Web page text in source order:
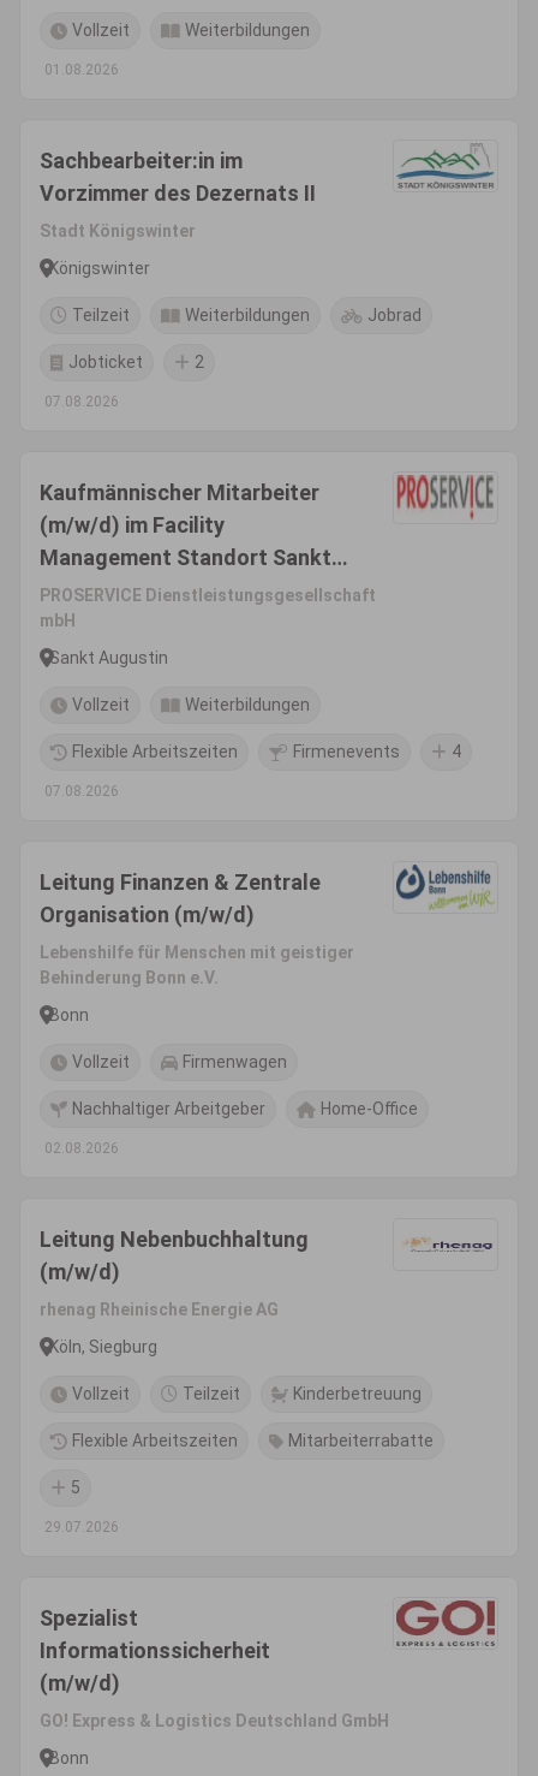
Vollzeit Weiterbildungen
01.08.2026
Sachbearbeiter:in im
Vorzimmer des Dezernats II
Stadt Königswinter
Königswinter
Teilzeit Weiterbildungen Jobrad
Jobticket 2
07.08.2026
Kaufmännischer Mitarbeiter
(m/w/d) im Facility
Management Standort Sankt
Augustin bei Bonn in Vollzeit
(40 Wochenstunden)
PROSERVICE Dienstleistungsgesellschaft
mbH
Sankt Augustin
Vollzeit Weiterbildungen
Flexible Arbeitszeiten Firmenevents 4
07.08.2026
Leitung Finanzen & Zentrale
Organisation (m/w/d)
Lebenshilfe für Menschen mit geistiger
Behinderung Bonn e.V.
Bonn
Vollzeit Firmenwagen
Nachhaltiger Arbeitgeber Home-Office
02.08.2026
Leitung Nebenbuchhaltung
(m/w/d)
rhenag Rheinische Energie AG
Köln, Siegburg
Vollzeit Teilzeit Kinderbetreuung
Flexible Arbeitszeiten Mitarbeiterrabatte
5
29.07.2026
Spezialist
Informationssicherheit
(m/w/d)
GO! Express & Logistics Deutschland GmbH
Bonn